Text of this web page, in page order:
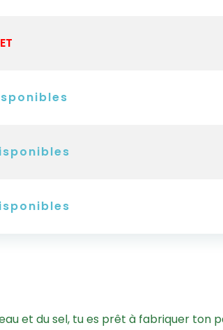
et du sel, tu es prêt à fabriquer ton